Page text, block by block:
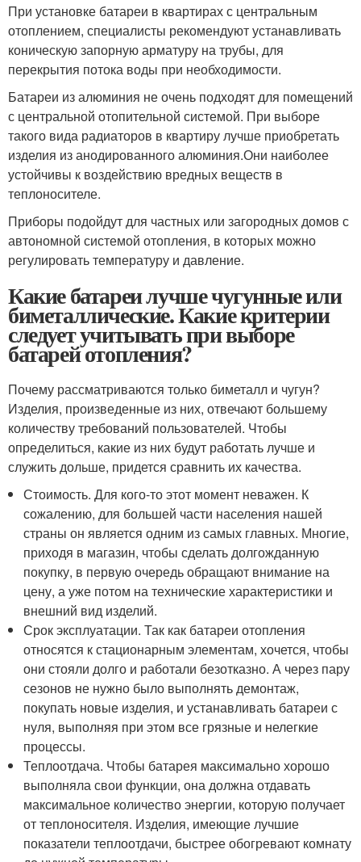
При установке батареи в квартирах с центральным
отоплением, специалисты рекомендуют устанавливать
коническую запорную арматуру на трубы, для
перекрытия потока воды при необходимости.
Батареи из алюминия не очень подходят для помещений
с центральной отопительной системой. При выборе
такого вида радиаторов в квартиру лучше приобретать
изделия из анодированного алюминия.Они наиболее
устойчивы к воздействию вредных веществ в
теплоносителе.
Приборы подойдут для частных или загородных домов с
автономной системой отопления, в которых можно
регулировать температуру и давление.
Какие батареи лучше чугунные или
биметаллические. Какие критерии
следует учитывать при выборе
батарей отопления?
Почему рассматриваются только биметалл и чугун?
Изделия, произведенные из них, отвечают большему
количеству требований пользователей. Чтобы
определиться, какие из них будут работать лучше и
служить дольше, придется сравнить их качества.
Стоимость. Для кого-то этот момент неважен. К
сожалению, для большей части населения нашей
страны он является одним из самых главных. Многие,
приходя в магазин, чтобы сделать долгожданную
покупку, в первую очередь обращают внимание на
цену, а уже потом на технические характеристики и
внешний вид изделий.
Срок эксплуатации. Так как батареи отопления
относятся к стационарным элементам, хочется, чтобы
они стояли долго и работали безотказно. А через пару
сезонов не нужно было выполнять демонтаж,
покупать новые изделия, и устанавливать батареи с
нуля, выполняя при этом все грязные и нелегкие
процессы.
Теплоотдача. Чтобы батарея максимально хорошо
выполняла свои функции, она должна отдавать
максимальное количество энергии, которую получает
от теплоносителя. Изделия, имеющие лучшие
показатели теплоотдачи, быстрее обогревают комнату